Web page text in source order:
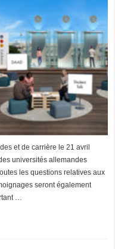
et de carrière le 21 avril
universités allemandes
les questions relatives aux
seront également
…